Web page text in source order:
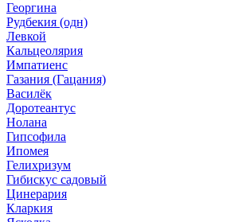
Георгина
Рудбекия (одн)
Левкой
Кальцеолярия
Импатиенс
Газания (Гацания)
Василёк
Доротеантус
Нолана
Гипсофила
Ипомея
Гелихризум
Гибискус садовый
Цинерария
Кларкия